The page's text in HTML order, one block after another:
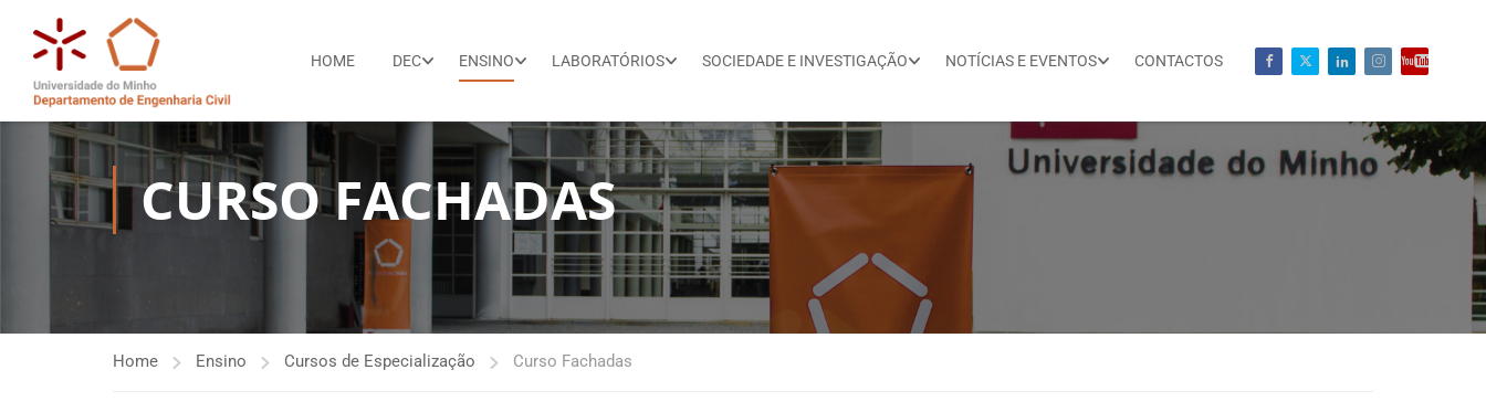
HOME DEC ENSINO LABORATÓRIOS SOCIEDADE E INVESTIGAÇÃO NOTÍCIAS E EVENTOS CONTACTOS
CURSO FACHADAS
Home Ensino Cursos de Especialização Curso Fachadas